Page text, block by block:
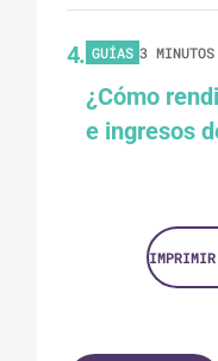
4. GUÍAS 3 MINUTOS
¿Cómo
e ingresos